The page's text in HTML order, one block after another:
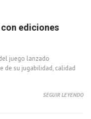
ediciones
juego lanzado
de su jugabilidad, calidad
SEGUIR LEYENDO